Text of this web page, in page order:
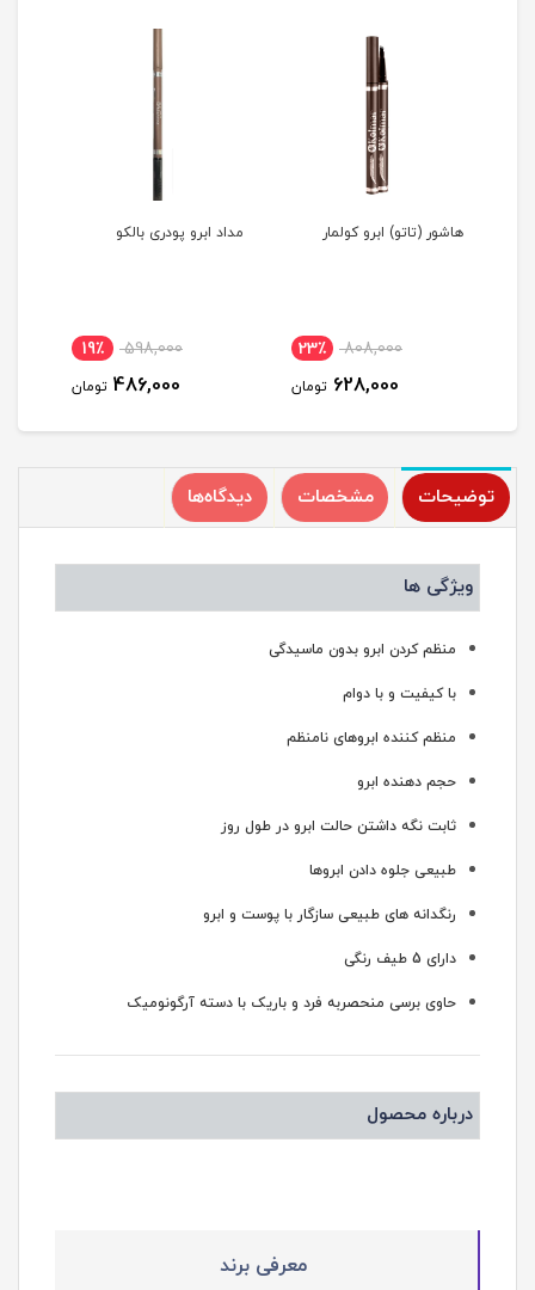
هاشور (تاتو) ابرو کولمار
808,000 23٪
628,000 تومان
مداد ابرو پودری بالکو
598,000 19٪
486,000 تومان
توضیحات مشخصات دیدگاه‌ها
ویژگی ها
منظم کردن ابرو بدون ماسیدگی
با کیفیت و با دوام
منظم کننده ابروهای نامنظم
حجم دهنده ابرو
ثابت نگه داشتن حالت ابرو در طول روز
طبیعی جلوه دادن ابروها
رنگدانه های طبیعی سازگار با پوست و ابرو
دارای 5 طیف رنگی
حاوی برسی منحصربه فرد و باریک با دسته آرگونومیک
درباره محصول
معرفی برند